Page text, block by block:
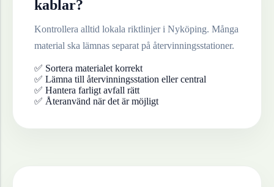
kablar?
Kontrollera alltid lokala riktlinjer i Nyköping. Många
material ska lämnas separat på återvinningsstationer.
✅ Sortera materialet korrekt
✅ Lämna till återvinningsstation eller central
✅ Hantera farligt avfall rätt
✅ Återanvänd när det är möjligt